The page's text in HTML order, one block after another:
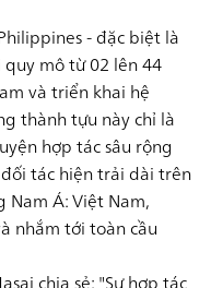
- đặc biệt là
quy mô từ02 lên 44
và triển khai hệ
thành tựu này chỉ là
hợp tác sâu rộng
tác hiện trải dài trên
Nam Á:Việt Nam,
nhắm tới toàn cầu